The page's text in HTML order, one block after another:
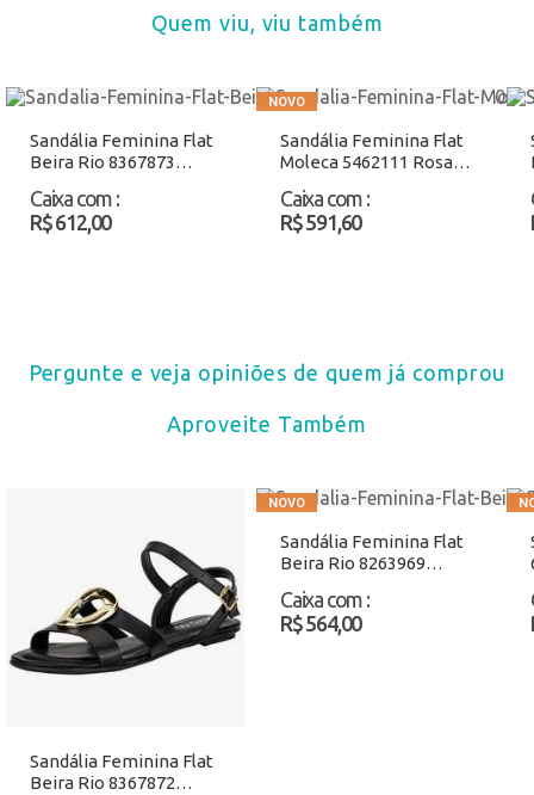
Quem viu, viu também
Sandália Feminina Flat
Beira Rio 8367873
Caixa com :
R$ 612,00
Sandália Feminina Flat
Moleca 5462111 Rosa
Caixa com :
R$ 591,60
Pergunte e veja opiniões de quem já comprou
Aproveite Também
Sandália Feminina Flat
Beira Rio 8367872
Sandália Feminina Flat
Beira Rio 8263969
Caixa com :
R$ 564,00